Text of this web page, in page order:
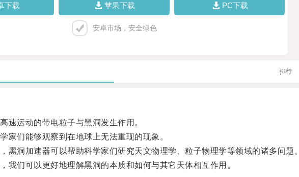
下载 苹果下载 PC下载
安卓市场，安全绿色
排行
运动的带电粒子与黑洞发生作用。
们能够观察到在地球上无法重现的现象。
加速器可以帮助科学家们研究天文物理学、粒子物理学等领域的诸多问题。
们可以更好地理解黑洞的本质和如何与其它天体相互作用。